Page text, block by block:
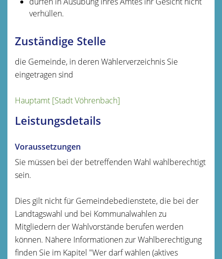
verhüllen.
Zuständige Stelle
die Gemeinde, in deren Wählerverzeichnis Sie
eingetragen sind
Hauptamt [Stadt Vöhrenbach]
Leistungsdetails
Voraussetzungen
Sie müssen bei der betreffenden Wahl wahlberechtigt
sein.
Dies gilt nicht für Gemeindebedienstete, die bei der
Landtagswahl und bei Kommunalwahlen zu
Mitgliedern der Wahlvorstände berufen werden
können. Nähere Informationen zur Wahlberechtigung
finden Sie im Kapitel "Wer darf wählen (aktives